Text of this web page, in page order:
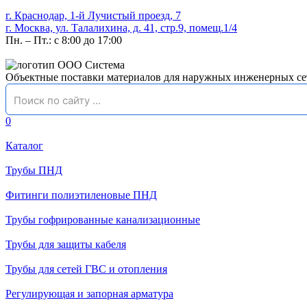
г. Краснодар, 1-й Лучистый проезд, 7
г. Москва, ул. Талалихина, д. 41, стр.9, помещ.1/4
Пн. – Пт.: с 8:00 до 17:00
Объектные поставки материалов для наружных инженерных
0
Каталог
Трубы ПНД
Фитинги полиэтиленовые ПНД
Трубы гофрированные канализационные
Трубы для защиты кабеля
Трубы для сетей ГВС и отопления
Регулирующая и запорная арматура